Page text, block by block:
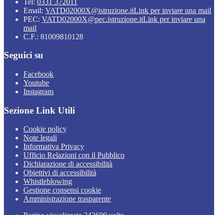
Email: VATD02000X@istruzione.itLink per inviare una mail
PEC: VATD02000X@pec.istruzione.itLink per inviare una
mail
C.F.: 81009810128
Seguici su
Facebook
Youtube
Instagram
Sezione Link Utili
Cookie policy
Note legali
Informativa Privacy
Ufficio Relazioni con il Pubblico
Dichiarazione di accessibilità
Obiettivi di accessibilità
Whistleblowing
Gestione consensi cookie
Amministrazione trasparente